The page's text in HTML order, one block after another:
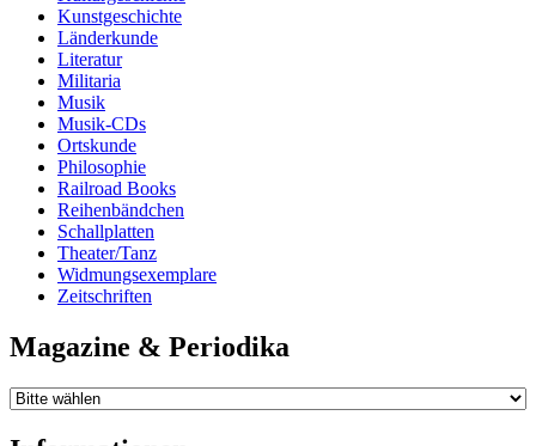
Kunstgeschichte
Länderkunde
Literatur
Militaria
Musik
Musik-CDs
Ortskunde
Philosophie
Railroad Books
Reihenbändchen
Schallplatten
Theater/Tanz
Widmungsexemplare
Zeitschriften
Magazine & Periodika